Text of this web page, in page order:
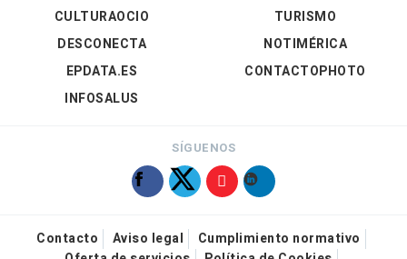
CULTURAOCIO
DESCONECTA
EPDATA.ES
INFOSALUS
TURISMO
NOTIMÉRICA
CONTACTOPHOTO
SÍGUENOS
Contacto Aviso legal
Cumplimiento normativo